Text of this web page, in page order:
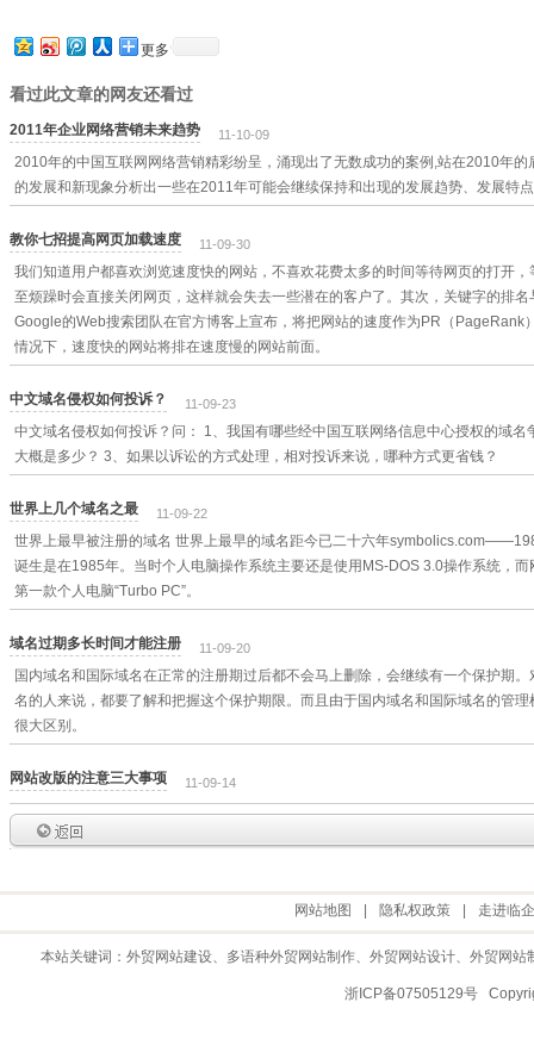
更多
看过此文章的网友还看过
2011年企业网络营销未来趋势 11-10-09
2010年的中国互联网网络营销精彩纷呈，涌现出了无数成功的案例,站在2010年
的发展和新现象分析出一些在2011年可能会继续保持和出现的发展趋势、发展特
教你七招提高网页加载速度 11-09-30
我们知道用户都喜欢浏览速度快的网站，不喜欢花费太多的时间等待网页的打开
至烦躁时会直接关闭网页，这样就会失去一些潜在的客户了。其次，关键字的排
Google的Web搜索团队在官方博客上宣布，将把网站的速度作为PR（PageRank
情况下，速度快的网站将排在速度慢的网站前面。
中文域名侵权如何投诉？ 11-09-23
中文域名侵权如何投诉？问： 1、我国有哪些经中国互联网络信息中心授权的域
大概是多少？ 3、如果以诉讼的方式处理，相对投诉来说，哪种方式更省钱？
世界上几个域名之最 11-09-22
世界上最早被注册的域名 世界上最早的域名距今已二十六年
诞生是在1985年。当时个人电脑操作系统主要还是使用MS-DOS 3.0操作系统，而
第一款个人电脑“Turbo PC”。
域名过期多长时间才能注册 11-09-20
国内域名和国际域名在正常的注册期过后都不会马上删除，会继续有一个保护期
名的人来说，都要了解和把握这个保护期限。而且由于国内域名和国际域名的管
很大区别。
网站改版的注意三大事项 11-09-14
网站地图 隐私权政策 走进临企
本站关键词： 外贸网站建设、多语种外贸网站制作、 外贸网站设计、 外贸网站
浙ICP备07505129号